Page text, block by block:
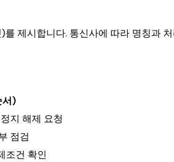
제시합니다. 통신사에 따라 명칭과 처
서)
지 해제 요청
점검
조건 확인